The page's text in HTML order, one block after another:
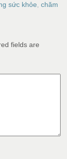
sức khỏe chăm
fields are